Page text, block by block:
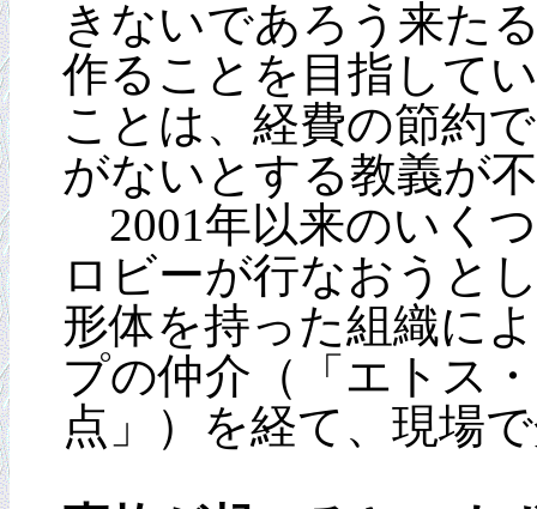
きないであろう来た
作ることを目指して
ことは、経費の節約
がないとする教義が
2001年以来のいく
ロビーが行なおうと
形体を持った組織に
プの仲介（「エトス
点」）を経て、現場